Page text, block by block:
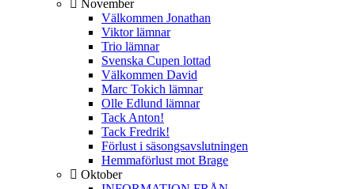
November
Välkommen Jonathan
Viktor lämnar
Trio lämnar
Svenska Cupen lottad
Välkommen David
Marc Tokich lämnar
Olle Edlund lämnar
Tack Anton!
Tack Fredrik!
Förlust i säsongsavslutningen
Hemmaförlust mot Brage
Oktober